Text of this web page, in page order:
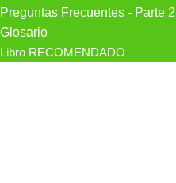
Preguntas Frecuentes - Parte 2
Glosario
Libro RECOMENDADO